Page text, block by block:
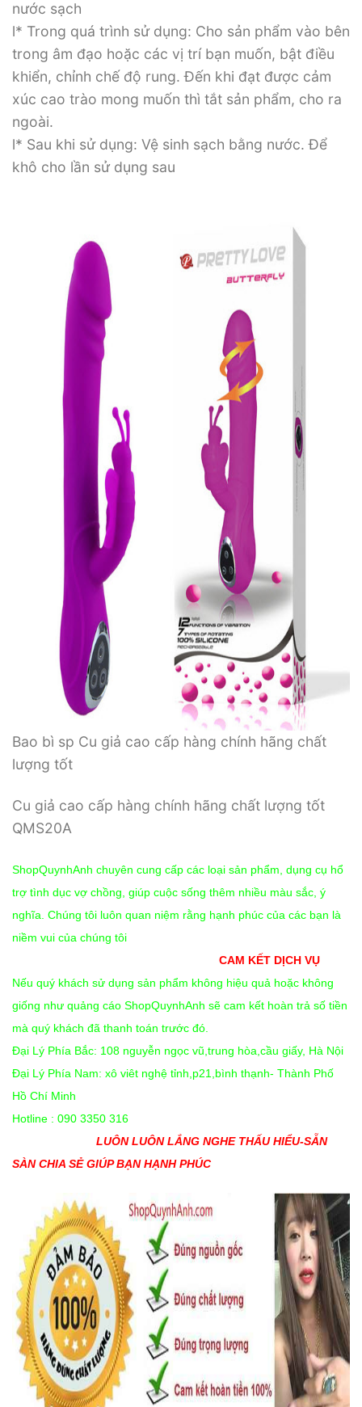
nước sạch
l* Trong quá trình sử dụng: Cho sản phẩm vào bên
trong âm đạo hoặc các vị trí bạn muốn, bật điều
khiển, chỉnh chế độ rung. Đến khi đạt được cảm
xúc cao trào mong muốn thì tắt sản phẩm, cho ra
ngoài.
l* Sau khi sử dụng: Vệ sinh sạch bằng nước. Để
khô cho lần sử dụng sau
Bao bì sp Cu giả cao cấp hàng chính hãng chất
lượng tốt
Cu giả cao cấp hàng chính hãng chất lượng tốt
QMS20A
ShopQuynhAnh chuyên cung cấp các loại sản phẩm, dụng cụ hổ
trợ tình dục vợ chồng, giúp cuộc sống thêm nhiều màu sắc, ý
nghĩa. Chúng tôi luôn quan niệm rằng hạnh phúc của các bạn là
niềm vui của chúng tôi
CAM KẾT DỊCH VỤ
Nếu quý khách sử dụng sản phẩm không hiệu quả hoặc không
giống như quảng cáo ShopQuynhAnh sẽ cam kết hoàn trả số tiền
mà quý khách đã thanh toán trước đó.
Đại Lý Phía Bắc: 108 nguyễn ngọc vũ,trung hòa,cầu giấy, Hà Nội
Đại Lý Phía Nam: xô viêt nghệ tỉnh,p21,bình thạnh- Thành Phố
Hồ Chí Minh
Hotline : 090 3350 316
LUÔN LUÔN LẮNG NGHE THẤU HIỂU-SẴN
SÀN CHIA SẺ GIÚP BẠN HẠNH PHÚC